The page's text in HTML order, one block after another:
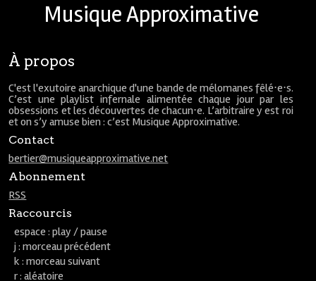
Musique Approximative
À propos
C'est l'exutoire anarchique d'une bande de mélomanes fêlé⋅e⋅s.
C’est une playlist infernale alimentée chaque jour par les
obsessions et les découvertes de chacun⋅e. L’arbitraire y est roi
et on s’y amuse bien : c’est Musique Approximative.
Contact
bertier@musiqueapproximative.net
Abonnement
RSS
Raccourcis
espace : play / pause
j : morceau précédent
k : morceau suivant
r : aléatoire